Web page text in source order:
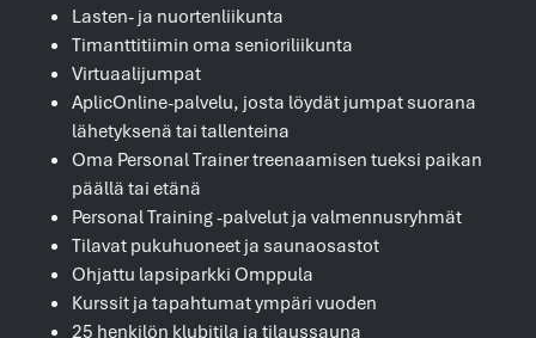
Lasten- ja nuortenliikunta
Timanttitiimin oma senioriliikunta
Virtuaalijumpat
AplicOnline-palvelu, josta löydät jumpat suorana
lähetyksenä tai tallenteina
Oma Personal Trainer treenaamisen tueksi paikan
päällä tai etänä
Personal Training -palvelut ja valmennusryhmät
Tilavat pukuhuoneet ja saunaosastot
Ohjattu lapsiparkki Omppula
Kurssit ja tapahtumat ympäri vuoden
25 henkilön klubitila ja tilaussauna